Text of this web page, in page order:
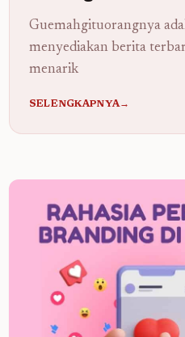
Guemahgituorangnya
menyediakan berita
menarik
SELENGKAPNYA→